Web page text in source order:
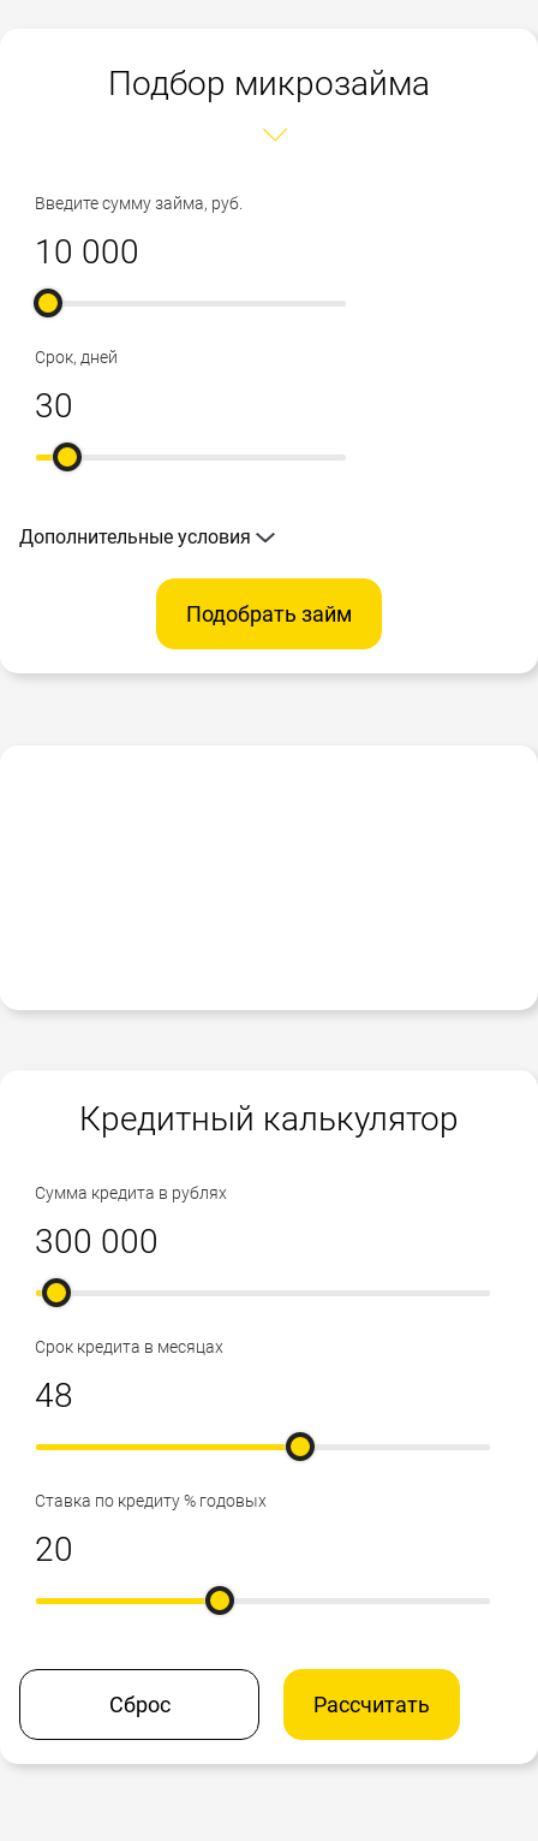
Подбор микрозайма
Введите сумму займа, руб.
Срок, дней
Дополнительные условия
Подобрать займ
Кредитный калькулятор
Сумма кредита в рублях
Срок кредита в месяцах
Ставка по кредиту % годовых
Сброс Рассчитать